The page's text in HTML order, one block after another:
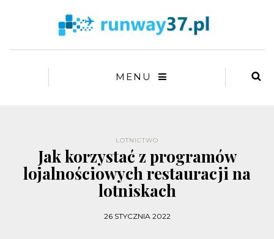
MENU
LOTNICTWO
Jak korzystać z programów
lojalnościowych restauracji na
lotniskach
26 STYCZNIA 2022